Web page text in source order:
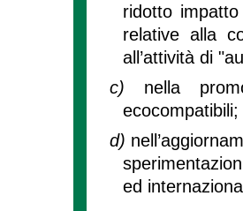
ridotto
relative alla
all’attività di
c) nella
ecocompatibili;
d)
ed